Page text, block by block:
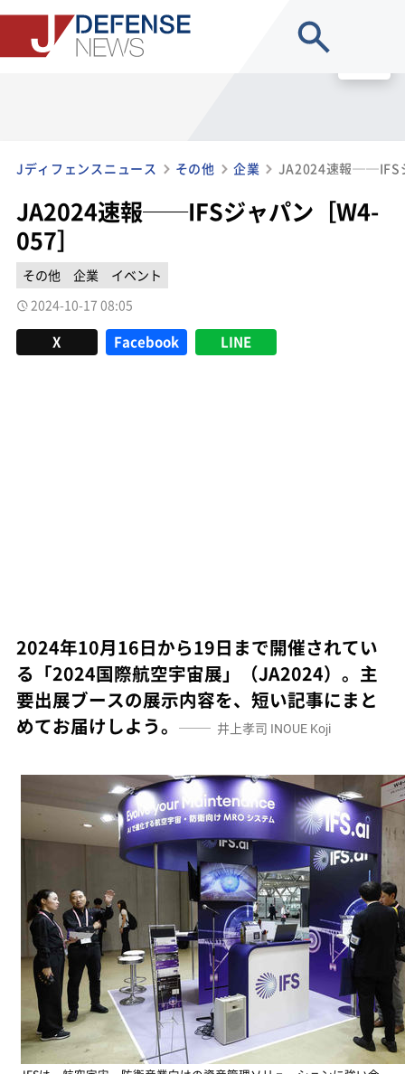
Jディフェンスニュース その他 企業 JA2024速報──IFS
JA2024速報──IFSジャパン［W4-
057］
その他 企業
イベント
2024-10-17 08:05
X Facebook LINE
2024年10月16日から19日まで開催されてい
る「2024国際航空宇宙展」（JA2024）。主
要出展ブースの展示内容を、短い記事にまと
めてお届けしよう。
井上孝司 INOUE Koji